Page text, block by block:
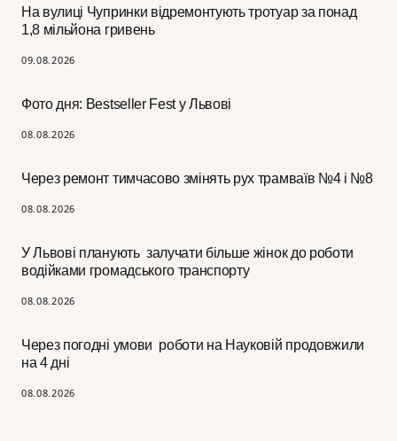
На вулиці Чупринки відремонтують тротуар за понад
1,8 мільйона гривень
09.08.2026
Фото дня: Bestseller Fest у Львові
08.08.2026
Через ремонт тимчасово змінять рух трамваїв №4 і №8
08.08.2026
У Львові планують залучати більше жінок до роботи
водійками громадського транспорту
08.08.2026
Через погодні умови роботи на Науковій продовжили
на 4 дні
08.08.2026